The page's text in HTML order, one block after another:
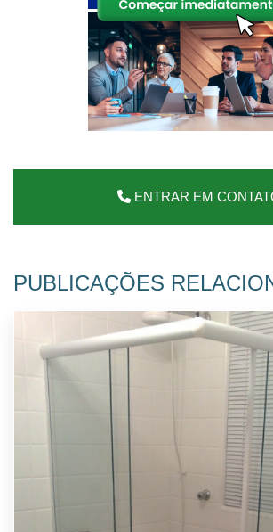
ENTRAR EM
PUBLICAÇÕES